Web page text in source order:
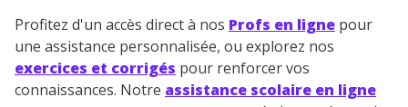
Profitez d'un accès direct à nos Profs en ligne pour
une assistance personnalisée, ou explorez nos
exercices et corrigés pour renforcer vos
connaissances. Notre assistance scolaire en ligne